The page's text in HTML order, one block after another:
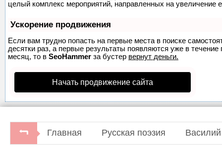
целый комплекс мероприятий, направленных на увеличение
Ускорение продвижения
Если вам трудно попасть на первые места в поиске
десятки раз, а первые результаты появляются уже в
месяц, то в SeoHammer за бустер вернут деньги.
Начать продвижение сайта
Главная Русская поэзия